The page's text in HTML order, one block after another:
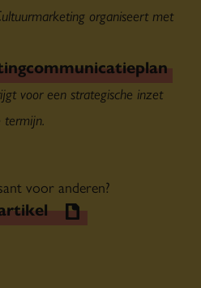
organiseert met
,
voor een strategische inzet
voor anderen?